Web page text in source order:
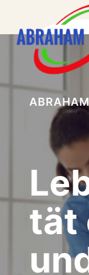
springen
tät